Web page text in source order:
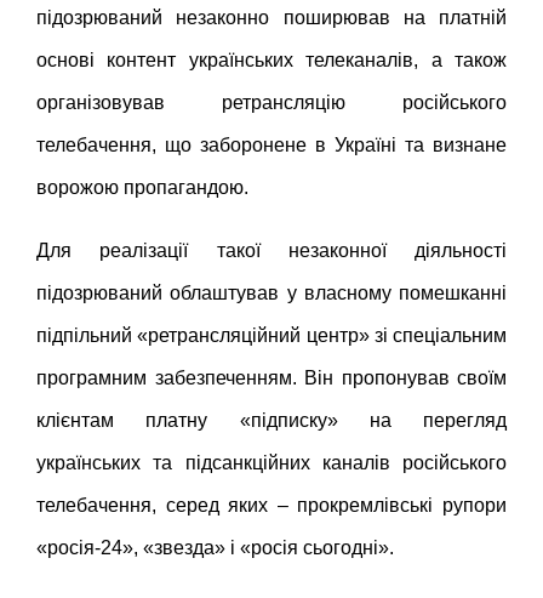
підозрюваний незаконно поширював на платній
основі контент українських телеканалів, а також
організовував ретрансляцію російського
телебачення, що заборонене в Україні та визнане
ворожою пропагандою.
Для реалізації такої незаконної діяльності
підозрюваний облаштував у власному помешканні
підпільний «ретрансляційний центр» зі спеціальним
програмним забезпеченням. Він пропонував своїм
клієнтам платну «підписку» на перегляд
українських та підсанкційних каналів російського
телебачення, серед яких – прокремлівські рупори
«росія-24», «звезда» і «росія сьогодні».